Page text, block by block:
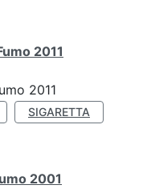
2011
2011
SIGARETTA
2001